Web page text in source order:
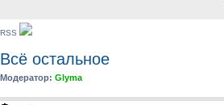
RSS
Всё остальное
Модератор: Glyma